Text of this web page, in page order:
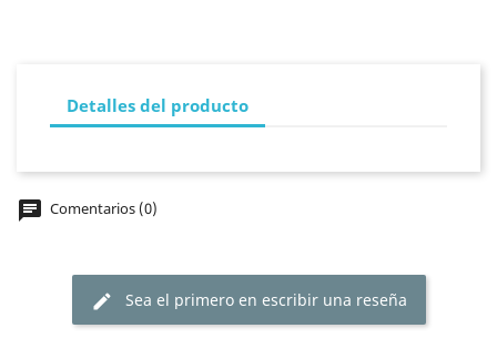
Detalles del producto
chat Comentarios (0)
edit Sea el primero en escribir una reseña